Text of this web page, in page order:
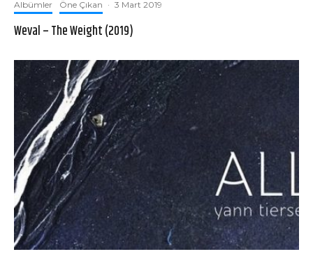
Albümler Öne Çıkan · 3 Mart 2019
Weval – The Weight (2019)